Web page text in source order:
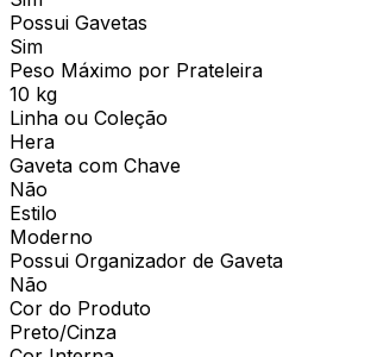
Possui Gavetas
Sim
Peso Máximo por Prateleira
10 kg
Linha ou Coleção
Hera
Gaveta com Chave
Não
Estilo
Moderno
Possui Organizador de Gaveta
Não
Cor do Produto
Preto/Cinza